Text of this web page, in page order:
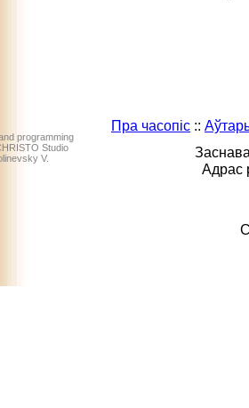
programming
Studio
V.
Пра часопіс ::
Адрас